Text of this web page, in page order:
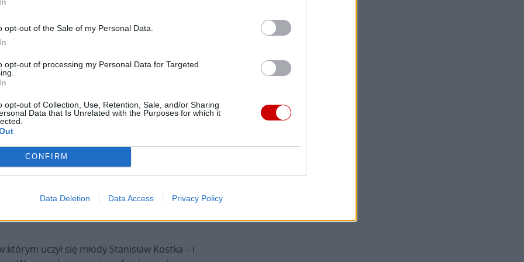
opt-out of the Sale of my Personal Data.
opt-out of processing my Personal Data for Targeted
opt-out of Collection, Use, Retention, Sale, and/or Sharing
Data that Is Unrelated with the Purposes for which it
CONFIRM
Data Deletion Data Access Privacy Policy
chciała pokazać św. Stanisława przede
W lewym górnym rogu widzimy Matkę Bożą,
jego życia polegała na tym, że szedł do
młodym ludziom odkrywać głos Boga w swoim
do własnego serca i tam usłyszał głos Boga.
pośpiech. Ale kiedy człowiek znajdzie czas na
aplikacja umożliwiająca śledzenie trasy
Wraz z kolejnymi etapami pielgrzymki
Pierwszy punkt na tej szczególnej mapie
symbolicznie zainaugurował modlitwę
uczył się młody Stanisław Kostka – i